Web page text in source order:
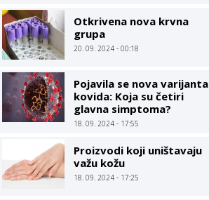
Otkrivena nova krvna
grupa
20. 09. 2024 - 00:18
Pojavila se nova varijanta
kovida: Koja su četiri
glavna simptoma?
18. 09. 2024 - 17:55
Proizvodi koji uništavaju
važu kožu
18. 09. 2024 - 17:25